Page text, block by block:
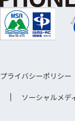
プライバシーポリシー
ソーシャルメデ